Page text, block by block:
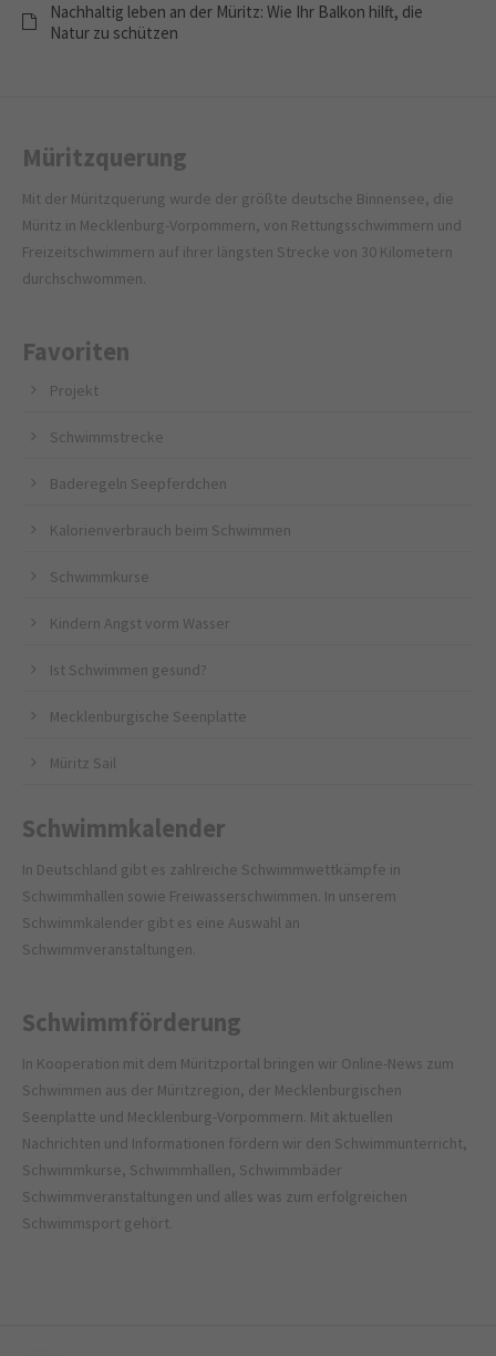
Nachhaltig leben an der Müritz: Wie Ihr Balkon hilft, die
Natur zu schützen
Müritzquerung
Mit der Müritzquerung wurde der größte deutsche Binnensee, die
Müritz in Mecklenburg-Vorpommern, von Rettungsschwimmern und
Freizeitschwimmern auf ihrer längsten Strecke von 30 Kilometern
durchschwommen.
Favoriten
Projekt
Schwimmstrecke
Baderegeln Seepferdchen
Kalorienverbrauch beim Schwimmen
Schwimmkurse
Kindern Angst vorm Wasser
Ist Schwimmen gesund?
Mecklenburgische Seenplatte
Müritz Sail
Schwimmkalender
In Deutschland gibt es zahlreiche Schwimmwettkämpfe in
Schwimmhallen sowie Freiwasserschwimmen. In unserem
Schwimmkalender gibt es eine Auswahl an
Schwimmveranstaltungen.
Schwimmförderung
In Kooperation mit dem Müritzportal bringen wir Online-News zum
Schwimmen aus der Müritzregion, der Mecklenburgischen
Seenplatte und Mecklenburg-Vorpommern. Mit aktuellen
Nachrichten und Informationen fördern wir den Schwimmunterricht,
Schwimmkurse, Schwimmhallen, Schwimmbäder
Schwimmveranstaltungen und alles was zum erfolgreichen
Schwimmsport gehört.